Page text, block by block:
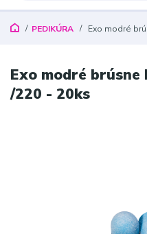
PEDIKÚRA Exo modré
Exo modré brúsne
/220 - 20ks